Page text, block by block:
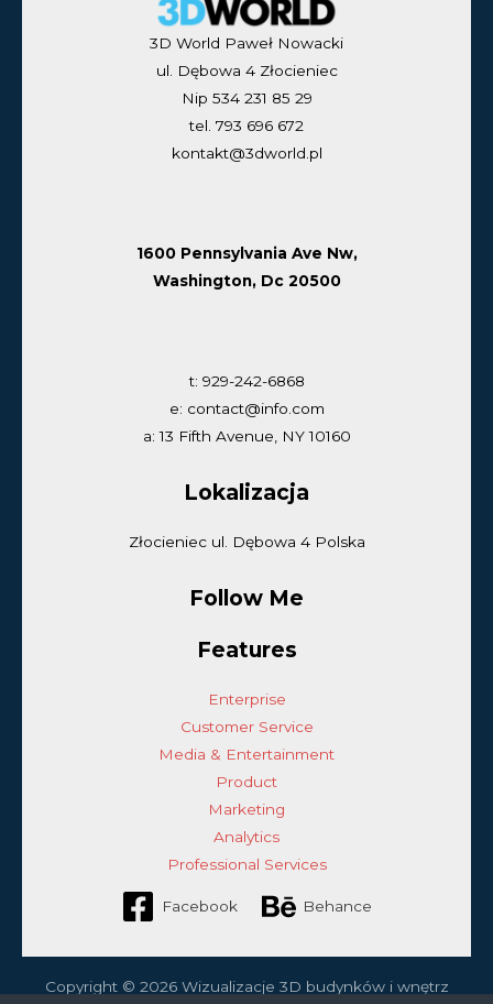
3D World Paweł Nowacki
ul. Dębowa 4 Złocieniec
Nip 534 231 85 29
tel. 793 696 672
kontakt@3dworld.pl
1600 Pennsylvania Ave Nw,
Washington, Dc 20500
t: 929-242-6868
e: contact@info.com
a: 13 Fifth Avenue, NY 10160
Lokalizacja
Złocieniec ul. Dębowa 4 Polska
Follow Me
Features
Enterprise
Customer Service
Media & Entertainment
Product
Marketing
Analytics
Professional Services
Facebook Behance
Copyright © 2026 Wizualizacje 3D budynków i wnętrz